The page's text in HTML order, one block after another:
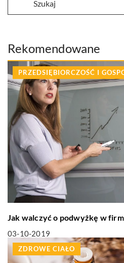
Rekomendowane
PRZEDSIĘBIORCZOŚĆ I
Jak walczyć o podwyżkę w
03-10-2019
ZDROWE CIAŁO